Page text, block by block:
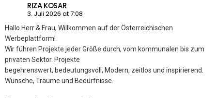
RIZA KOSAR
3. Juli 2026 at 7:08
Hallo Herr & Frau, Willkommen auf der Österreichischen
Werbeplattform!
Wir führen Projekte jeder Größe durch, vom kommunalen bis zum
privaten Sektor. Projekte
begehrenswert, bedeutungsvoll, Modern, zeitlos und inspirierend.
Wünsche, Träume und Bedürfnisse.